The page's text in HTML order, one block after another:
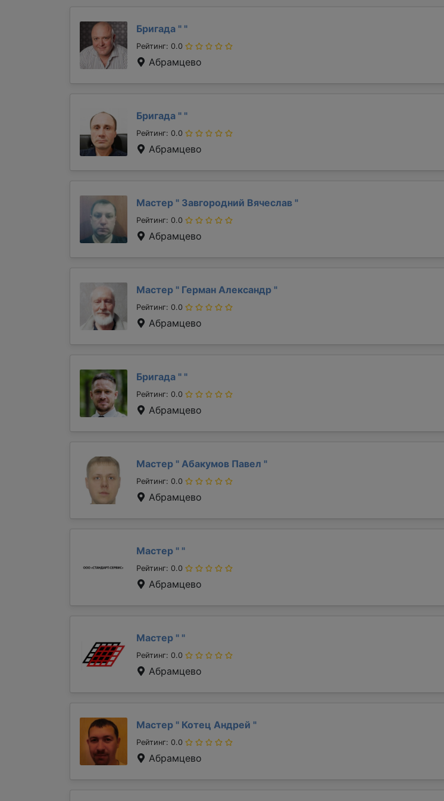
Бригада " "
Рейтинг: 0.0
Абрамцево
Бригада " "
Рейтинг: 0.0
Абрамцево
Мастер " Завгородний Вячеслав "
Рейтинг: 0.0
Абрамцево
Мастер " Герман Александр "
Рейтинг: 0.0
Абрамцево
Бригада " "
Рейтинг: 0.0
Абрамцево
Мастер " Абакумов Павел "
Рейтинг: 0.0
Абрамцево
Мастер " "
Рейтинг: 0.0
Абрамцево
Мастер " "
Рейтинг: 0.0
Абрамцево
Мастер " Котец Андрей "
Рейтинг: 0.0
Абрамцево